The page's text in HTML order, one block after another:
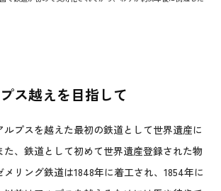
ス越えを目指して
プスを越えた最初の鉄道として世界遺産に
、鉄道として初めて世界遺産登録された物
リング鉄道は1848年に着工され、1854年に